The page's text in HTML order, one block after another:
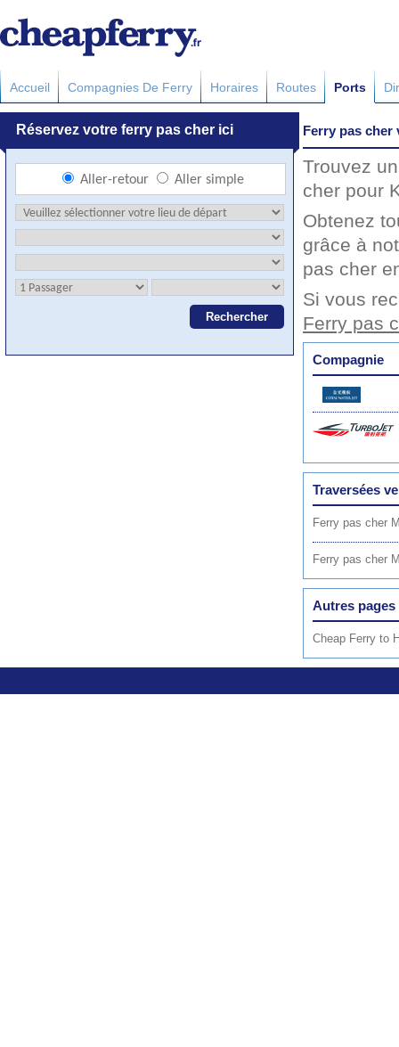
Accueil Compagnies De Ferry Horaires Routes Ports
Ferry pas cher
Trouvez
cher pour
Obtenez
grâce à
pas cher
Si vous
Ferry pas
Compagnie
Traversées
Ferry pas cher
Ferry pas cher
Autres pages
Cheap Ferry to